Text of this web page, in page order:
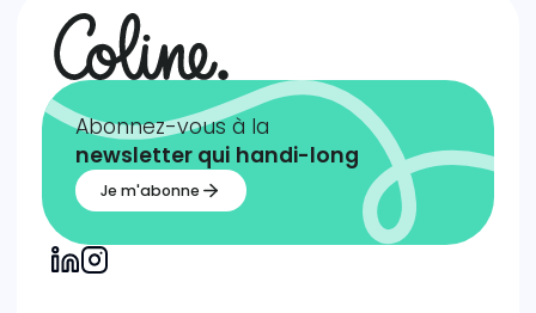
Abonnez-vous à la
newsletter qui handi-long
Je m'abonne